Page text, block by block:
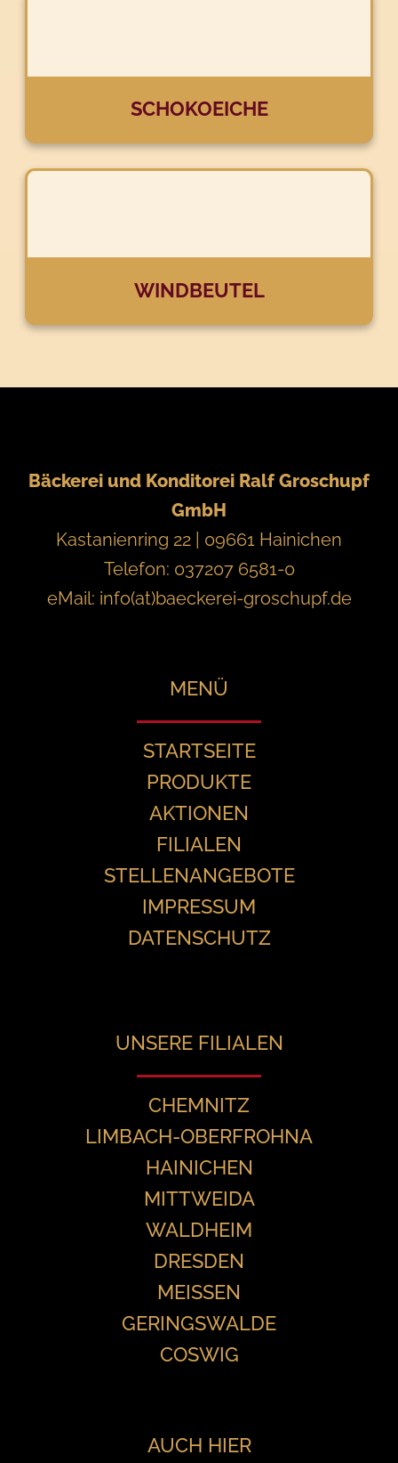
SCHOKOEICHE
WINDBEUTEL
Bäckerei und Konditorei Ralf Groschupf
GmbH
Kastanienring 22 | 09661 Hainichen
Telefon: 037207 6581-0
eMail: info(at)baeckerei-groschupf.de
MENÜ
STARTSEITE
PRODUKTE
AKTIONEN
FILIALEN
STELLENANGEBOTE
IMPRESSUM
DATENSCHUTZ
UNSERE FILIALEN
CHEMNITZ
LIMBACH-OBERFROHNA
HAINICHEN
MITTWEIDA
WALDHEIM
DRESDEN
MEISSEN
GERINGSWALDE
COSWIG
AUCH HIER